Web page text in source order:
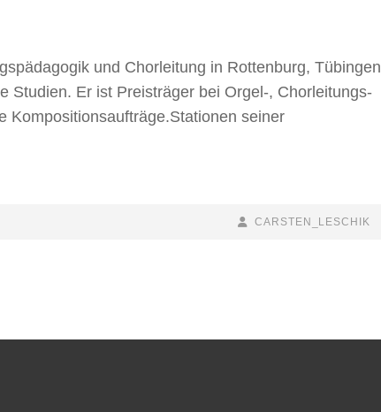
und Chorleitung in Rottenburg, Tübingen
Studien. Er ist Preisträger bei Orgel-, Chorleitungs-
Kompositionsaufträge.Stationen seiner
BY
BYLINE
CARSTEN_LESCHIK